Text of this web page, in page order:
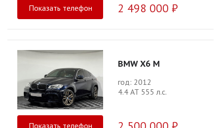
Показать телефон 2 498 000 ₽
BMW X6 M
год: 2012
4.4 АТ 555 л.с.
Показать телефон